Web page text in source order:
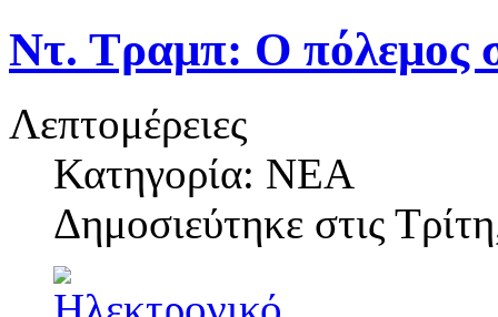
Ντ. Τραμπ: Ο πόλεμος
Λεπτομέρειες
Κατηγορία: ΝΕΑ
Δημοσιεύτηκε στις